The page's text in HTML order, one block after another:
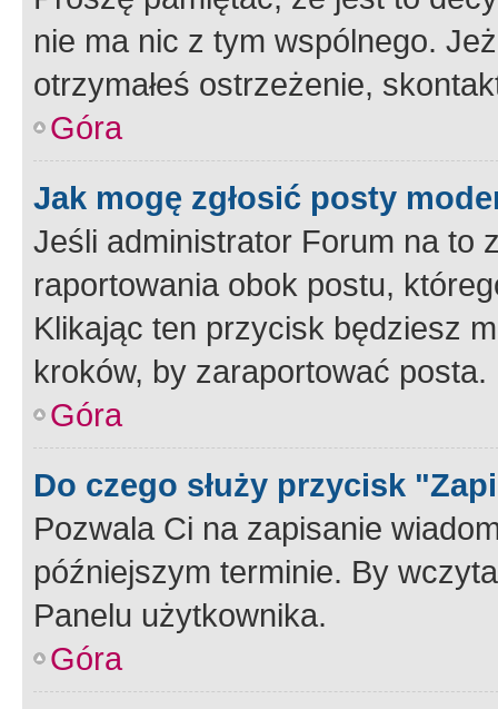
nie ma nic z tym wspólnego.
otrzymałeś ostrzeżenie,
Góra
Jak mogę zgłosić posty
Jeśli administrator Forum na to
raportowania obok postu,
Klikając ten przycisk będziesz
kroków, by zaraportować posta.
Góra
Do czego służy przycisk
Pozwala Ci na zapisanie
późniejszym terminie. By
Panelu użytkownika.
Góra